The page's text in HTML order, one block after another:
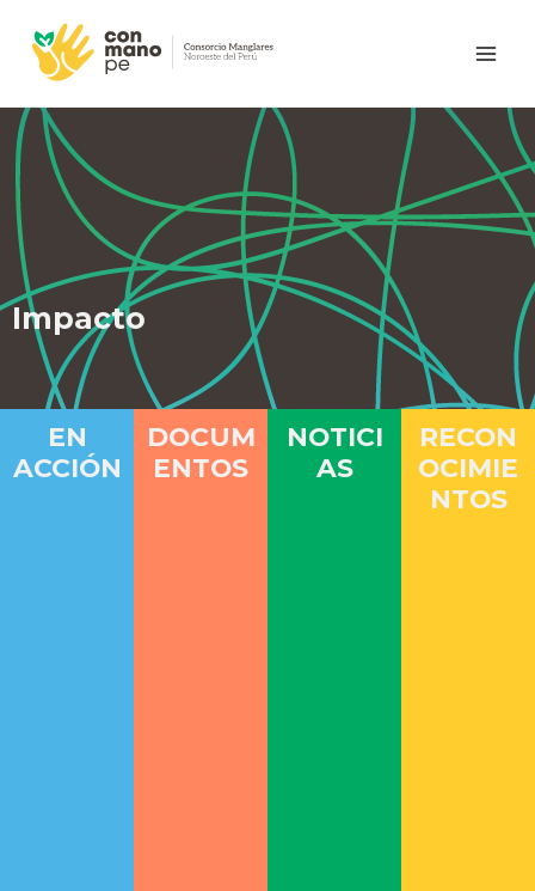
contenido
Impacto
EN
ACCIÓN
DOCUM
ENTOS
NOTICI
AS
RECON
OCIMIE
NTOS